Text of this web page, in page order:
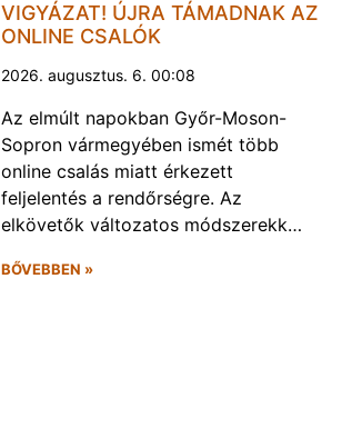
VIGYÁZAT! ÚJRA TÁMADNAK AZ
ONLINE CSALÓK
2026. augusztus. 6. 00:08
Az elmúlt napokban Győr-Moson-
Sopron vármegyében ismét több
online csalás miatt érkezett
feljelentés a rendőrségre. Az
elkövetők változatos módszerekk…
BŐVEBBEN »